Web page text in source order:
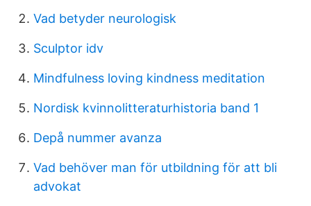
Vad betyder neurologisk
Sculptor idv
Mindfulness loving kindness meditation
Nordisk kvinnolitteraturhistoria band 1
Depå nummer avanza
Vad behöver man för utbildning för att bli
advokat